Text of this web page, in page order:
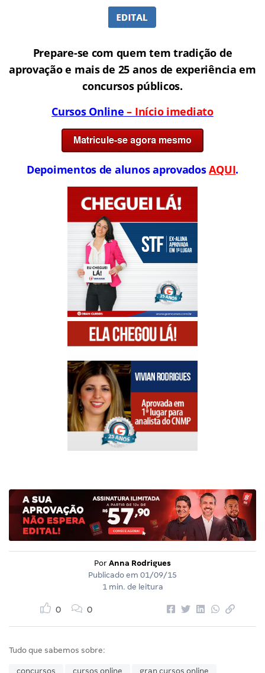
Prepare-se com quem tem tradição de
aprovação e mais de 25 anos de experiência em
concursos públicos.
Cursos Online – Início imediato
Depoimentos de alunos aprovadosAQUI.
Por Anna Rodrigues
Publicado em 01/09/15
1 min. de leitura
0 0
Tudo que sabemos sobre:
concursos cursos online gran cursos online